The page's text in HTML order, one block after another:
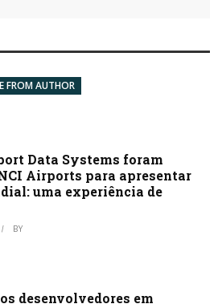
FROM AUTHOR
Data Systems foram
Airports para apresentar
uma experiência de
BY
desenvolvedores em